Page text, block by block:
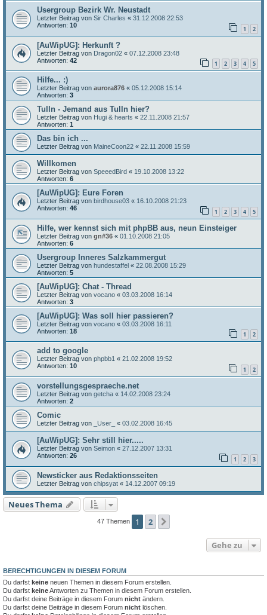
Usergroup Bezirk Wr. Neustadt
Letzter Beitrag von Sir Charles « 31.12.2008 22:53
Antworten: 10 1 2
[AuWipUG]: Herkunft ?
Letzter Beitrag von Dragon02 « 07.12.2008 23:48
Antworten: 42 1 2 3 4 5
Hilfe... :)
Letzter Beitrag von aurora876 « 05.12.2008 15:14
Antworten: 3
Tulln - Jemand aus Tulln hier?
Letzter Beitrag von Hugi & hearts « 22.11.2008 21:57
Antworten: 1
Das bin ich ...
Letzter Beitrag von MaineCoon22 « 22.11.2008 15:59
Willkomen
Letzter Beitrag von SpeeedBird « 19.10.2008 13:22
Antworten: 6
[AuWipUG]: Eure Foren
Letzter Beitrag von birdhouse03 « 16.10.2008 21:23
Antworten: 46 1 2 3 4 5
Hilfe, wer kennst sich mit phpBB aus, neun Einsteiger
Letzter Beitrag von gn#36 « 01.10.2008 21:05
Antworten: 6
Usergroup Inneres Salzkammergut
Letzter Beitrag von hundestaffel « 22.08.2008 15:29
Antworten: 5
[AuWipUG]: Chat - Thread
Letzter Beitrag von vocano « 03.03.2008 16:14
Antworten: 3
[AuWipUG]: Was soll hier passieren?
Letzter Beitrag von vocano « 03.03.2008 16:11
Antworten: 18 1 2
add to google
Letzter Beitrag von phpbb1 « 21.02.2008 19:52
Antworten: 10 1 2
vorstellungsgespraeche.net
Letzter Beitrag von getcha « 14.02.2008 23:24
Antworten: 2
Comic
Letzter Beitrag von _User_ « 03.02.2008 16:45
[AuWipUG]: Sehr still hier.....
Letzter Beitrag von Seimon « 27.12.2007 13:31
Antworten: 26 1 2 3
Newsticker aus Redaktionsseiten
Letzter Beitrag von chipsyat « 14.12.2007 09:19
Neues Thema
47 Themen 1 2
Gehe zu
BERECHTIGUNGEN IN DIESEM FORUM
Du darfst keine neuen Themen in diesem Forum erstellen.
Du darfst keineAntworten zu Themen in diesem Forum erstellen.
Du darfst deine Beiträge in diesem Forum nicht ändern.
Du darfst deine Beiträge in diesem Forum nicht löschen.